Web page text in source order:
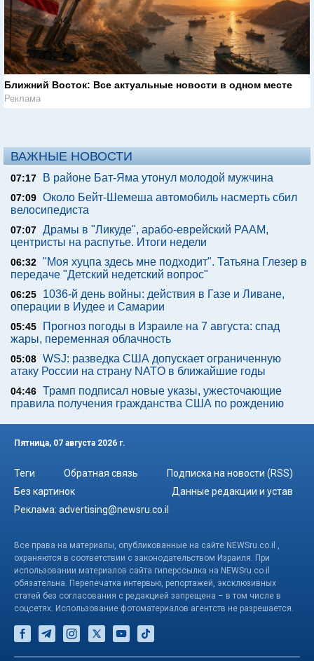
Ближний Восток: Все актуальные новости в одном месте
Реклама
ВАЖНЫЕ НОВОСТИ
07:17 В районе Бат-Яма утонул молодой мужчина
07:09 Около Бейт-Шемеша автомобиль насмерть сбил
велосипедиста
07:07 Драмы в "Ликуде", арабо-еврейский РААМ,
центристы на распутье. Итоги недели
06:32 "Моя хуцпа здесь мне подходит". Татьяна Глезер в
передаче "Детский недетский вопрос"
06:25
1036-й день войны: действия в Газе и Ливане,
операции в Иудее и Самарии
05:45
Прогноз погоды в Израиле на 7 августа: спад
жары, переменная облачность
05:08 WSJ: разведка США допускает ограниченную
атаку России на страну NATO в ближайшие годы
04:46 Трамп подписал новые указы, ужесточающие
правила получения гражданства США по рождению
Пятница, 07 августа 2026 г.
Теги Обратная связь
Подписка на новости (RSS)
Без картинок
Данные редакции и устав
Реклама: advertising@newsru.co.il
Все права на материалы, опубликованные на сайте NEWSru.co.il ,
охраняются в соответствии с законодательством Израиля. При
использовании материалов сайта гиперссылка на NEWSru.co.il
обязательна. Перепечатка интервью, репортажей, эксклюзивных
статей без согласования с редакцией запрещена – в том числе в
соцсетях. Использование фотоматериалов агентств не разрешается.